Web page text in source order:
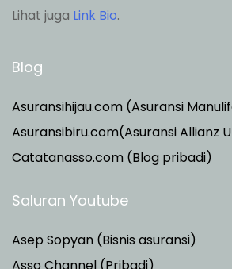
Lihat juga Link Bio.
Blog
Asuransihijau.com (Asuransi
Asuransibiru.com(Asuransi Allianz
Catatanasso.com (Blog pribadi)
Saluran Youtube
Asep Sopyan (Bisnis asuransi)